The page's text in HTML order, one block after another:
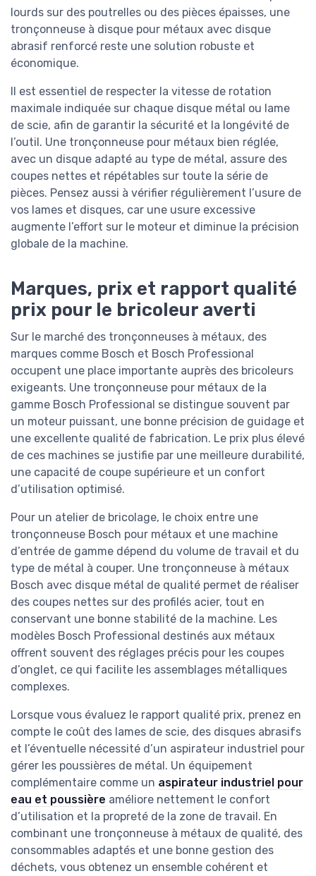
lourds sur des poutrelles ou des pièces épaisses, une
tronçonneuse à disque pour métaux avec disque
abrasif renforcé reste une solution robuste et
économique.
Il est essentiel de respecter la vitesse de rotation
maximale indiquée sur chaque disque métal ou lame
de scie, afin de garantir la sécurité et la longévité de
l’outil. Une tronçonneuse pour métaux bien réglée,
avec un disque adapté au type de métal, assure des
coupes nettes et répétables sur toute la série de
pièces. Pensez aussi à vérifier régulièrement l’usure de
vos lames et disques, car une usure excessive
augmente l’effort sur le moteur et diminue la précision
globale de la machine.
Marques, prix et rapport qualité
prix pour le bricoleur averti
Sur le marché des tronçonneuses à métaux, des
marques comme Bosch et Bosch Professional
occupent une place importante auprès des bricoleurs
exigeants. Une tronçonneuse pour métaux de la
gamme Bosch Professional se distingue souvent par
un moteur puissant, une bonne précision de guidage et
une excellente qualité de fabrication. Le prix plus élevé
de ces machines se justifie par une meilleure durabilité,
une capacité de coupe supérieure et un confort
d’utilisation optimisé.
Pour un atelier de bricolage, le choix entre une
tronçonneuse Bosch pour métaux et une machine
d’entrée de gamme dépend du volume de travail et du
type de métal à couper. Une tronçonneuse à métaux
Bosch avec disque métal de qualité permet de réaliser
des coupes nettes sur des profilés acier, tout en
conservant une bonne stabilité de la machine. Les
modèles Bosch Professional destinés aux métaux
offrent souvent des réglages précis pour les coupes
d’onglet, ce qui facilite les assemblages métalliques
complexes.
Lorsque vous évaluez le rapport qualité prix, prenez en
compte le coût des lames de scie, des disques abrasifs
et l’éventuelle nécessité d’un aspirateur industriel pour
gérer les poussières de métal. Un équipement
complémentaire comme un aspirateur industriel pour
eau et poussière améliore nettement le confort
d’utilisation et la propreté de la zone de travail. En
combinant une tronçonneuse à métaux de qualité, des
consommables adaptés et une bonne gestion des
déchets, vous obtenez un ensemble cohérent et